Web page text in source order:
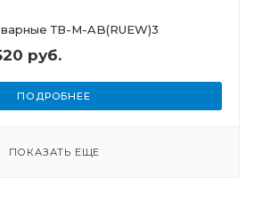
ТВ-M-AB(RUEW)3
руб.
ПОДРОБНЕЕ
ПОКАЗАТЬ ЕЩЕ